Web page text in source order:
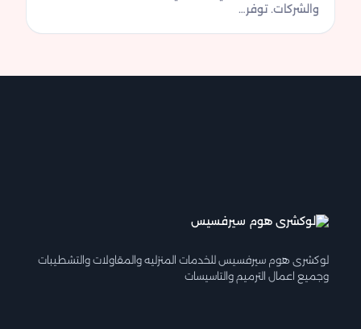
والشركات. توفر…
لوكشرى هوم سيرفسيس للخدمات المنزليه والمقاولات والتشطيبات
وجميع اعمال الترميم والتاسيسات